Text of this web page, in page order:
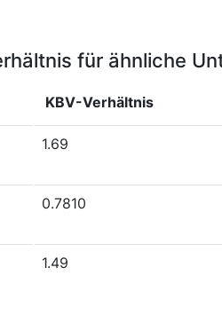
für ähnliche
KBV-Verhältnis
1.69
0.7810
1.49